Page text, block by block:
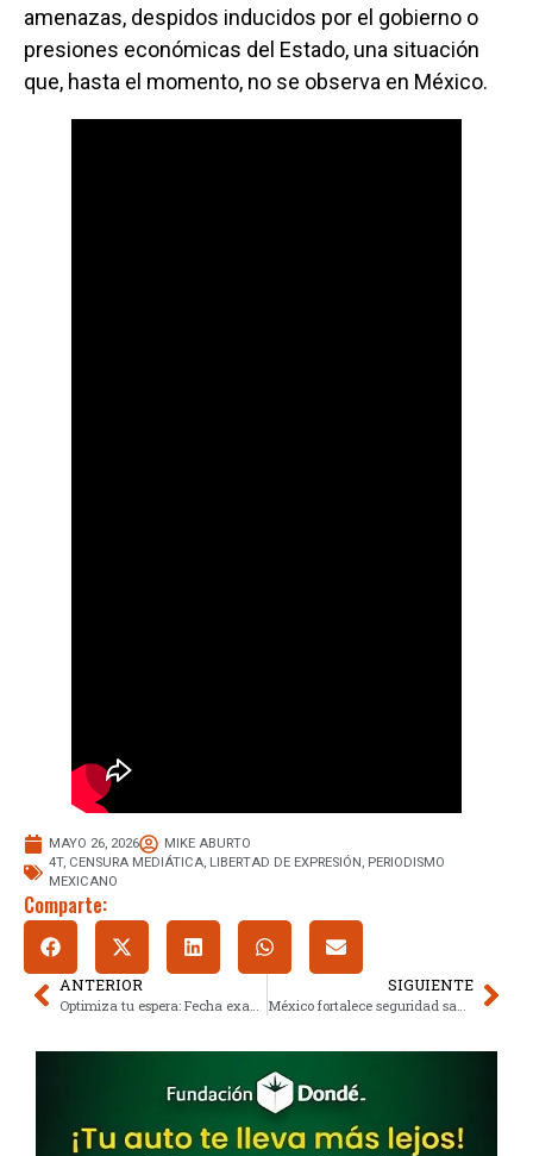
amenazas, despidos inducidos por el gobierno o
presiones económicas del Estado, una situación
que, hasta el momento, no se observa en México.
MAYO 26, 2026
MIKE ABURTO
4T, CENSURA MEDIÁTICA, LIBERTAD DE EXPRESIÓN , PERIODISMO
MEXICANO
Comparte:
ANTERIOR
Optimiza tu espera: Fecha exacta del pago ISSSTE de junio 2026
SIGUIENTE
México fortalece seguridad sanitaria para el mundial 2026 contra ébola